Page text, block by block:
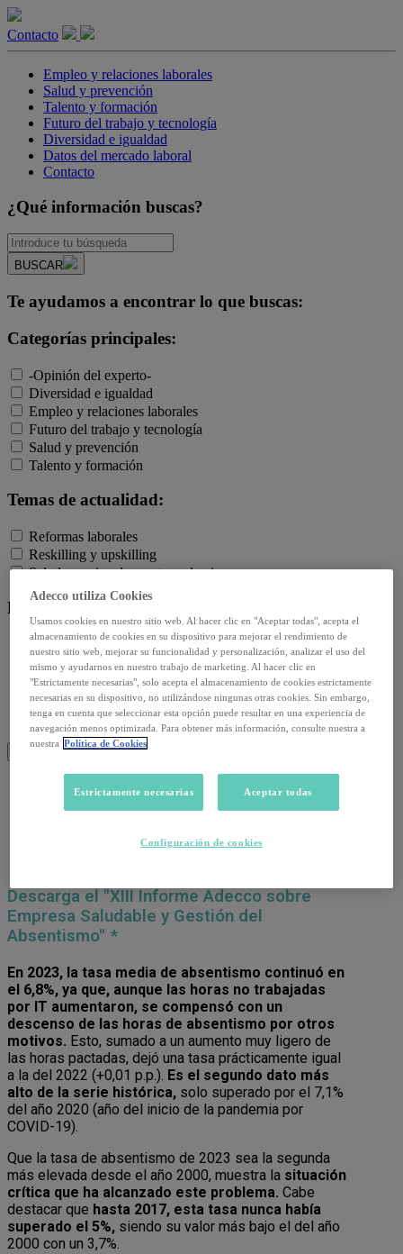
Contacto
Empleo y relaciones laborales
Salud y prevención
Talento y formación
Futuro del trabajo y tecnología
Diversidad e igualdad
Datos del mercado laboral
Contacto
¿Qué información buscas?
BUSCAR
Te ayudamos a encontrar lo que buscas:
Categorías principales:
-Opinión del experto-
Diversidad e igualdad
Empleo y relaciones laborales
Futuro del trabajo y tecnología
Salud y prevención
Talento y formación
Temas de actualidad:
Reformas laborales
Reskilling y upskilling
Salud emocional y post-pandemia
Recursos:
Artículos
Infografías
Informes
Podcast
Video
Webinar
Descarga el "XIII Informe Adecco sobre
Empresa Saludable y Gestión del
Absentismo" *
En 2023, la tasa media de absentismo continuó en
el 6,8%, ya que, aunque las horas no trabajadas
por IT aumentaron, se compensó con un
descenso de las horas de absentismo por otros
motivos. Esto, sumado a un aumento muy ligero de
las horas pactadas, dejó una tasa prácticamente igual
a la del 2022 (+0,01 p.p.). Es el segundo dato más
alto de la serie histórica, solo superado por el 7,1%
del año 2020 (año del inicio de la pandemia por
COVID-19).
Que la tasa de absentismo de 2023 sea la segunda
más elevada desde el año 2000, muestra la situación
crítica que ha alcanzado este problema. Cabe
destacar que hasta 2017, esta tasa nunca había
superado el 5%, siendo su valor más bajo el del año
2000 con un 3,7%.
Adecco utiliza Cookies
Usamos cookies en nuestro sitio web. Al hacer clic en "Aceptar todas", acepta el
almacenamiento de cookies en su dispositivo para mejorar el rendimiento de
nuestro sitio web, mejorar su funcionalidad y personalización, analizar el uso del
mismo y ayudarnos en nuestro trabajo de marketing. Al hacer clic en
"Estrictamente necesarias", solo acepta el almacenamiento de cookies estrictamente
necesarias en su dispositivo, no utilizándose ningunas otras cookies. Sin embargo,
tenga en cuenta que seleccionar esta opción puede resultar en una experiencia de
navegación menos optimizada. Para obtener más información, consulte nuestra a
nuestra Política de Cookies
Estrictamente necesarias Aceptar todas
Configuración de cookies